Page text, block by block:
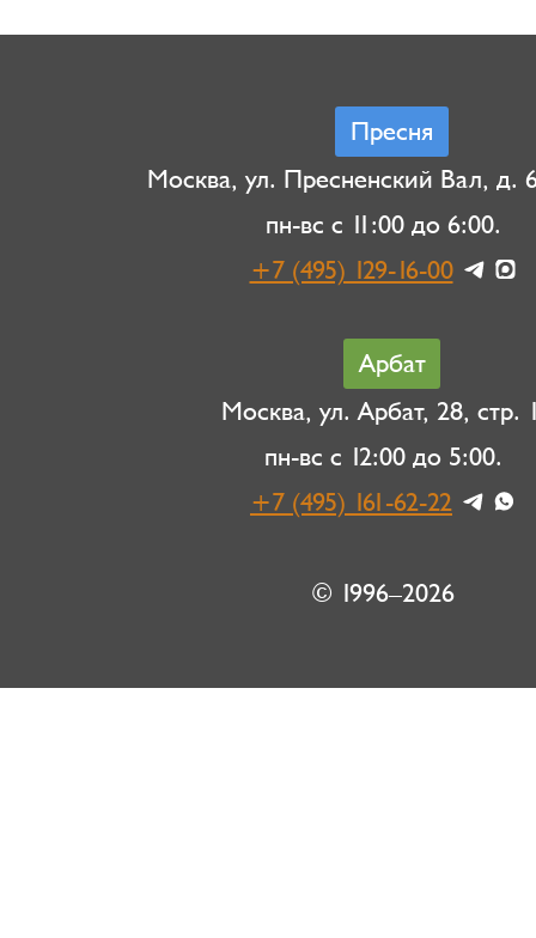
Пресня
Москва, ул. Пресненский Вал, д.
пн-вс с 11:00 до 6:00.
+7 (495) 129-16-00
Арбат
Москва, ул. Арбат, 28, стр.
пн-вс с 12:00 до 5:00.
+7 (495) 161-62-22
© 1996–2026